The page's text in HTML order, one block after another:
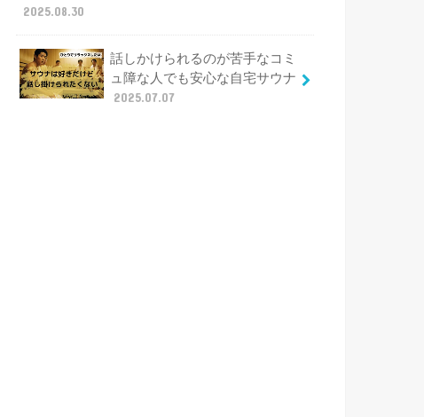
2025.08.30
話しかけられるのが苦手なコミ
ュ障な人でも安心な自宅サウナ
2025.07.07